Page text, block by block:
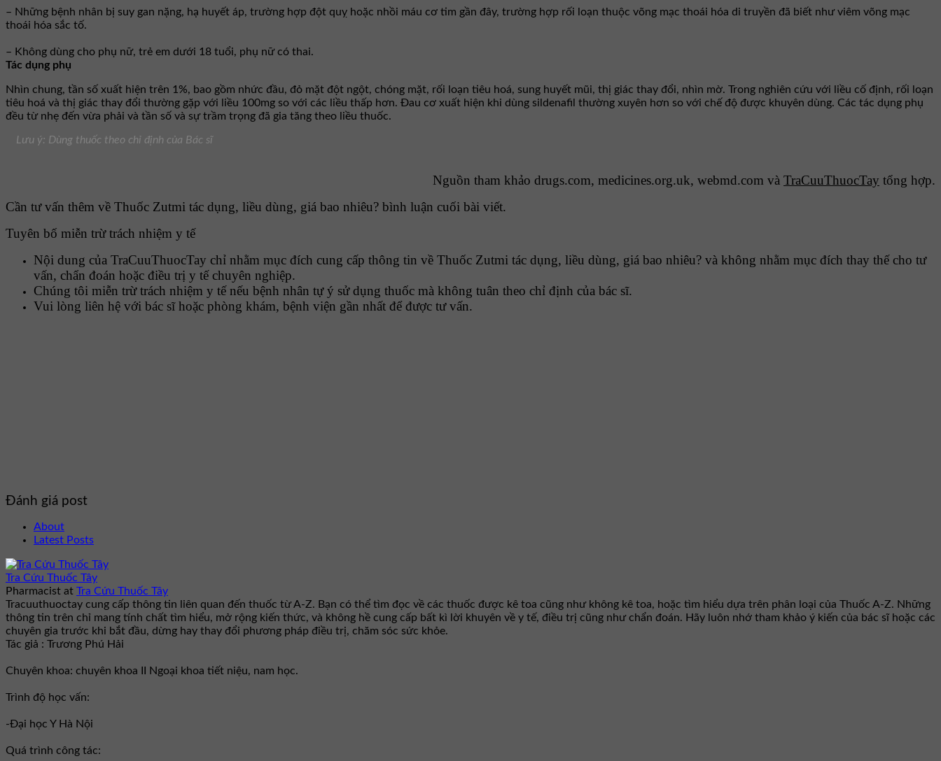
– Những bệnh nhân bị suy gan nặng, hạ huyết áp, trường hợp đột quỵ hoặc nhồi máu cơ tim gần đây, trường hợp rối loạn thuộc võng mạc thoái hóa di truyền đã biết như viêm võng mạc
thoái hóa sắc tố.
– Không dùng cho phụ nữ, trẻ em dưới 18 tuổi, phụ nữ có thai.
Tác dụng phụ
Nhìn chung, tần số xuất hiện trên 1%, bao gồm nhức đầu, đỏ mặt đột ngột, chóng mặt, rối loạn tiêu hoá, sung huyết mũi, thị giác thay đổi, nhìn mờ. Trong nghiên cứu với liều cố định, rối loạn
tiêu hoá và thị giác thay đổi thường gặp với liều 100mg so với các liều thấp hơn. Ðau cơ xuất hiện khi dùng sildenafil thường xuyên hơn so với chế độ được khuyên dùng. Các tác dụng phụ
đều từ nhẹ đến vừa phải và tần số và sự trầm trọng đã gia tăng theo liều thuốc.
Lưu ý: Dùng thuốc theo chỉ định của Bác sĩ
Nguồn tham khảo drugs.com, medicines.org.uk, webmd.com và TraCuuThuocTay tổng hợp.
Cần tư vấn thêm về Thuốc Zutmi tác dụng, liều dùng, giá bao nhiêu? bình luận cuối bài viết.
Tuyên bố miễn trừ trách nhiệm y tế
Nội dung của TraCuuThuocTay chỉ nhằm mục đích cung cấp thông tin về Thuốc Zutmi tác dụng, liều dùng, giá bao nhiêu? và không nhằm mục đích thay thế cho tư
vấn, chẩn đoán hoặc điều trị y tế chuyên nghiệp.
Chúng tôi miễn trừ trách nhiệm y tế nếu bệnh nhân tự ý sử dụng thuốc mà không tuân theo chỉ định của bác sĩ.
Vui lòng liên hệ với bác sĩ hoặc phòng khám, bệnh viện gần nhất để được tư vấn.
Đánh giá post
About
Latest Posts
Tra Cứu Thuốc Tây
Pharmacist at Tra Cứu Thuốc Tây
Tracuuthuoctay cung cấp thông tin liên quan đến thuốc từ A-Z. Bạn có thể tìm đọc về các thuốc được kê toa cũng như không kê toa, hoặc tìm hiểu dựa trên phân loại của Thuốc A-Z. Những
thông tin trên chỉ mang tính chất tìm hiểu, mở rộng kiến thức, và không hề cung cấp bất kì lời khuyên về y tế, điều trị cũng như chẩn đoán. Hãy luôn nhớ tham khảo ý kiến của bác sĩ hoặc các
chuyên gia trước khi bắt đầu, dừng hay thay đổi phương pháp điều trị, chăm sóc sức khỏe.
Tác giả : Trương Phú Hải
Chuyên khoa: chuyên khoa II Ngoại khoa tiết niệu, nam học.
Trình độ học vấn:
-Đại học Y Hà Nội
Quá trình công tác: